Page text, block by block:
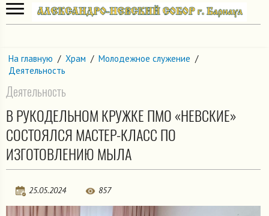
На главную / Храм / Молодежное служение /
Деятельность
Деятельность
В РУКОДЕЛЬНОМ КРУЖКЕ ПМО «НЕВСКИЕ»
СОСТОЯЛСЯ МАСТЕР-КЛАСС ПО
ИЗГОТОВЛЕНИЮ МЫЛА
25.05.2024 857